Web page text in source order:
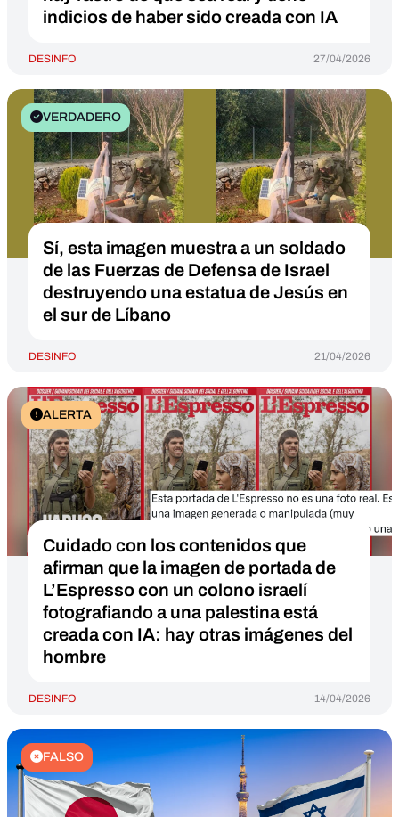
indicios de haber sido creada con IA
DESINFO 27/04/2026
VERDADERO
Sí, esta imagen muestra a un soldado
de las Fuerzas de Defensa de Israel
destruyendo una estatua de Jesús en
el sur de Líbano
DESINFO 21/04/2026
ALERTA
Cuidado con los contenidos que
afirman que la imagen de portada de
L’Espresso con un colono israelí
fotografiando a una palestina está
creada con IA: hay otras imágenes del
hombre
DESINFO 14/04/2026
FALSO